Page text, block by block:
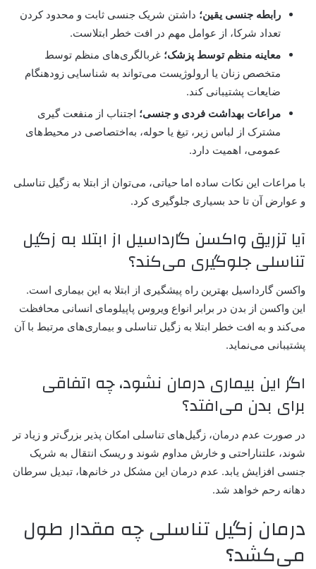
رابطه جنسی یقین؛ داشتن شریک جنسی ثابت و محدود کردن
تعداد شرکا، از عوامل مهم در افت خطر ابتلاست.
معاینه منظم توسط پزشک؛ غربالگری‌های منظم توسط
متخصص زنان یا ارولوژیست می‌تواند به شناسایی زودهنگام
ضایعات پشتیبانی کند.
مراعات بهداشت فردی و جنسی؛ اجتناب از منفعت گیری
مشترک از لباس زیر، تیغ یا حوله، به‌اختصاصی در محیط‌های
عمومی، اهمیت دارد.
با مراعات این نکات ساده اما حیاتی، می‌توان از ابتلا به زگیل تناسلی
و عوارض آن تا حد بسیاری جلوگیری کرد.
آیا تزریق واکسن گارداسیل از ابتلا به زگیل
تناسلی جلوگیری می‌کند؟
واکسن گارداسیل بهترین راه پیشگیری از ابتلا به این بیماری است.
این واکسن از بدن در برابر انواع ویروس پاپیلومای انسانی محافظت
می‌کند و به افت خطر ابتلا به زگیل تناسلی و بیماری‌های مرتبط با آن
پشتیبانی می‌نماید.
اگر این بیماری درمان نشود، چه اتفاقی
برای بدن می‌افتد؟
در صورت عدم درمان، زگیل‌های تناسلی امکان پذیر بزرگ‌تر و زیاد تر
شوند، علتناراحتی و خارش مداوم شوند و ریسک انتقال به شریک
جنسی افزایش یابد. عدم درمان این مشکل در خانم‌ها، تبدیل سرطان
دهانه رحم خواهد شد.
درمان زگیل تناسلی چه مقدار طول
می‌کشد؟